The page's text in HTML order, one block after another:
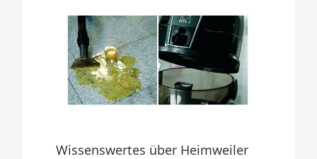
Wissenswertes über Heimweiler